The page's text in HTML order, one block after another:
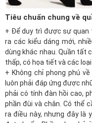
Tiêu chuẩn chung về
+ Để duy trì được sự quan
ra các kiểu dáng mới,
dùng khác nhau. Quần tất
thấp, có họa tiết và các
+ Không chỉ phong phú
luôn phải đáp ứng được
phải có tính đàn hồi cao,
phần đùi và chân. Có thể
ra điều này, nhưng đây là